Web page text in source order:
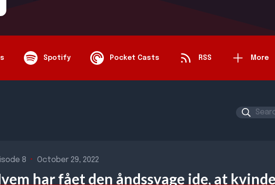
Spotify Pocket Casts RSS More
8 • October 29, 2022
har fået den åndssvage ide, at